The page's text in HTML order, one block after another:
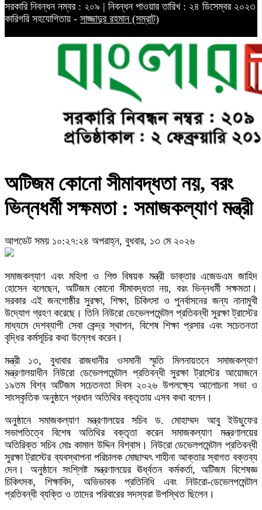
সরকারি নিবন্ধন নম্বর : ২০৯ | নিবন্ধন পাওয়ার তারিখ : ২৪ ডিসেম্বর ২০২৩
কারিগরি সহযোগিতায় - সাজ্জাদুর রহমান (সম্রাট)
অটিজম কোনো সীমাবদ্ধতা নয়, বরং
ভিন্নধর্মী সক্ষমতা : সমাজকল্যাণ মন্ত্রী
আপডেট সময় ১০:২৭:২৪ অপরাহ্ন, বুধবার, ১৩ মে ২০২৬
সমাজকল্যাণ এবং মহিলা ও শিশু বিষয়ক মন্ত্রী ডাক্তার এজেডএম জাহিদ
হোসেন বলেছেন, অটিজম কোনো সীমাবদ্ধতা নয়, বরং ভিন্নধর্মী সক্ষমতা।
সরকার এই জনগোষ্ঠীর সুরক্ষা, শিক্ষা, চিকিৎসা ও পুনর্বাসনের জন্য নানামুখী
উদ্যোগ গ্রহণ করেছে। তিনি নিউরো ডেভেলপমেন্টাল প্রতিবন্ধী সুরক্ষা ট্রাস্টের
মাধ্যমে দেশব্যাপী সেবা কেন্দ্র স্থাপন, বিশেষ শিক্ষা প্রসার এবং সচেতনতা
বৃদ্ধির কর্মসূচির কথা উল্লেখ করেন।
মন্ত্রী ১৩, বুধাবার রাজধানীর ওসমানী স্মৃতি মিলনায়তনে সমাজকল্যাণ
মন্ত্রণালয়াধীন নিউরো ডেভেলপমেন্টাল প্রতিবন্ধী সুরক্ষা ট্রাস্টের আয়োজনে
১৯তম বিশ্ব অটিজম সচেতনতা দিবস ২০২৬ উপলক্ষ্যে আলোচনা সভা ও
সাংস্কৃতিক অনুষ্ঠানে প্রধান অতিথির বক্তৃতায় এসব কথা বলেন।
অনুষ্ঠানে সমাজকল্যাণ মন্ত্রণালয়ের সচিব ড. মোহাম্মদ আবু ইউছুফের
সভাপতিত্বে বিশেষ অতিথির বক্তৃতা করেন সমাজকল্যাণ মন্ত্রণালয়ের
অতিরিক্ত সচিব মোঃ কামাল উদ্দিন বিশ্বাস। নিউরো ডেভেলপমেন্টাল প্রতিবন্ধী
সুরক্ষা ট্রাস্টের ব্যবস্থাপনা পরিচালক মোছাম্মৎ শাহীনা আক্তার স্বাগত বক্তব্য
দেন। অনুষ্ঠানে সংশ্লিষ্ট মন্ত্রণালয়ের ঊর্ধ্বতন কর্মকর্তা, অটিজম বিশেষজ্ঞ
চিকিৎসক, শিক্ষাবিদ, অভিভাবক প্রতিনিধি এবং নিউরো-ডেভেলপমেন্টাল
প্রতিবন্ধী ব্যক্তি ও তাদের পরিবারের সদস্যরা উপস্থিত ছিলেন।